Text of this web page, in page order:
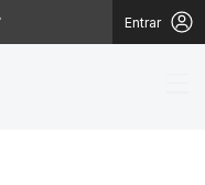
Entrar
que